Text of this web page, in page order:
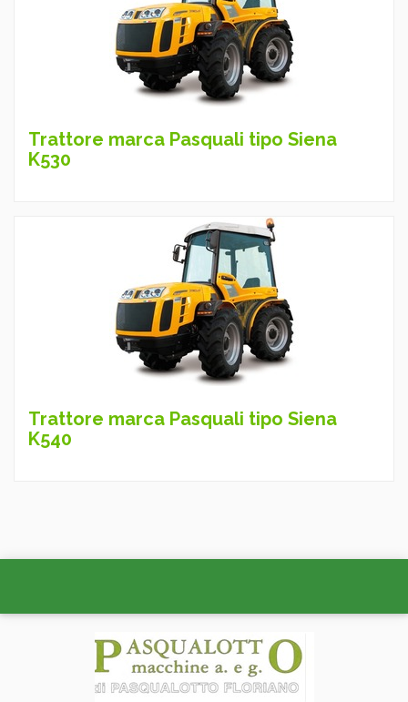
Trattore marca Pasquali tipo Siena
K530
Trattore marca Pasquali tipo Siena
K540